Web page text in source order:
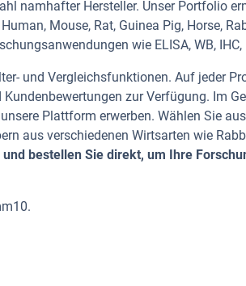
namhafter Hersteller. Unser Portfolio
Mouse, Rat, Guinea Pig, Horse,
wie ELISA, WB, IHC,
und Vergleichsfunktionen. Auf jeder
zur Verfügung. Im
Plattform erwerben. Wählen Sie aus
aus verschiedenen Wirtsarten wie
bestellen Sie direkt, um Ihre